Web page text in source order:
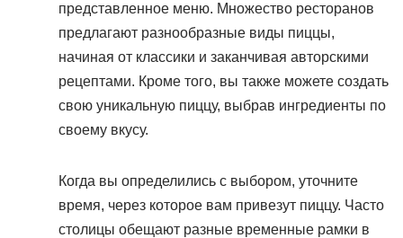
представленное меню. Множество ресторанов
предлагают разнообразные виды пиццы,
начиная от классики и заканчивая авторскими
рецептами. Кроме того, вы также можете создать
свою уникальную пиццу, выбрав ингредиенты по
своему вкусу.
Когда вы определились с выбором, уточните
время, через которое вам привезут пиццу. Часто
столицы обещают разные временные рамки в